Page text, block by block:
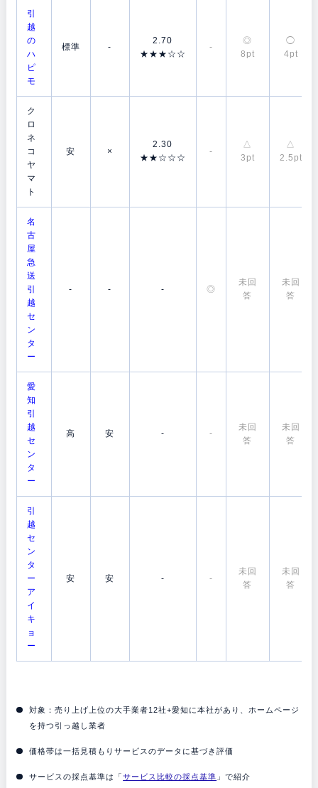
引
越
の
ハ
ピ
モ
標準 -
2.70
★★★☆☆
-
◎
8pt
◯
4pt
ク
ロ
ネ
コ
ヤ
マ
ト
安 ×
2.30
★★☆☆☆
-
△
3pt
△
2.5pt
名
古
屋
急
送
引
越
セ
ン
タ
ー
- - - ◎
未回
答
未回
答
愛
知
引
越
セ
ン
タ
ー
高 安 - -
未回
答
未回
答
引
越
セ
ン
タ
ー
ア
イ
キ
ョ
ー
安 安 - -
未回
答
未回
答
対象：売り上げ上位の大手業者12社+愛知に本社があり、ホームページ
を持つ引っ越し業者
価格帯は一括見積もりサービスのデータに基づき評価
サービスの採点基準は「サービス比較の採点基準 」で紹介